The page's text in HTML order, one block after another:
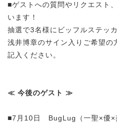
■ゲストへの質問やリクエスト
います！
抽選で3名様にビッフルステッ
浅井博章のサイン入りご希望の
記入ください。
≪ 今後のゲスト ≫
■7月10日 BugLug（一聖×優×